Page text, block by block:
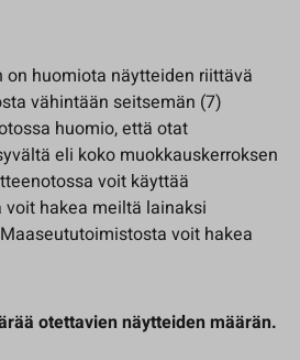
on huomiota näytteiden riittävä
vähintään seitsemän (7)
huomio, että otat
eli koko muokkauskerroksen
voit käyttää
hakea meiltä lainaksi
voit hakea
otettavien näytteiden määrän.